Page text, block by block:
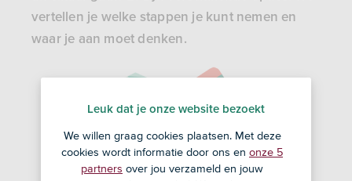
vertellen je welke stappen je kunt nemen en
waar je aan moet denken.
Leuk dat je onze website bezoekt
We willen graag cookies plaatsen. Met deze
cookies wordt informatie door ons en onze 5
partners over jou verzameld en jouw